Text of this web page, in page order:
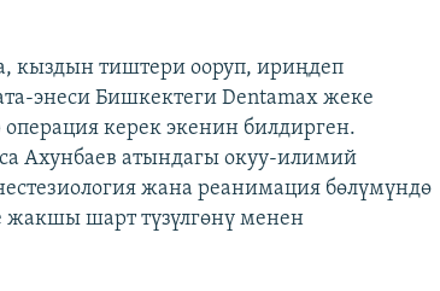
кыздын тиштери ооруп, ириңдеп
энеси Бишкектеги Dentamax жеке
керек экенин билдирген.
Ахунбаев атындагы окуу-илимий
жана реанимация бөлүмүндө
жакшы шарт түзүлгөнү менен